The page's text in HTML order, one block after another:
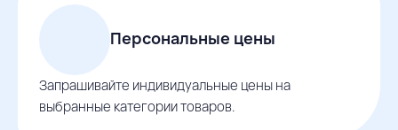
Персональные цены
Запрашивайте индивидуальные цены на
выбранные категории товаров.